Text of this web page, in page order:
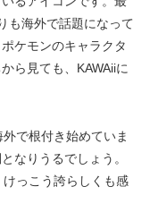
も海外で話題になって
ケモンのキャラクタ
ら見ても、KAWAiiに
で根付き始めていま
なりうるでしょう。
っこう誇らしくも感